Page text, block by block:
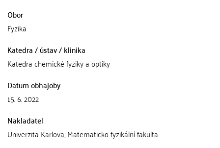
Obor
Fyzika
Katedra / ústav / klinika
Katedra chemické fyziky a optiky
Datum obhajoby
15. 6. 2022
Nakladatel
Univerzita Karlova, Matematicko-fyzikální fakulta